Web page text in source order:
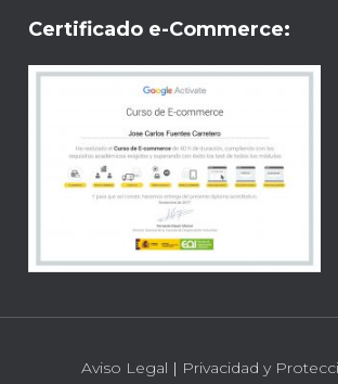
Certificado e-Commerce:
Aviso Legal | Privacidad y